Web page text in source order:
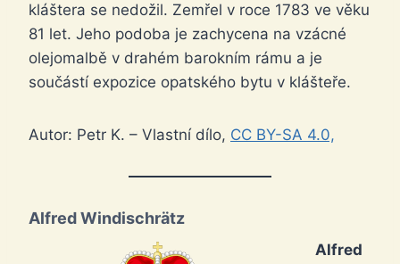
kláštera se nedožil. Zemřel v roce 1783 ve věku
81 let. Jeho podoba je zachycena na vzácné
olejomalbě v drahém barokním rámu a je
součástí expozice opatského bytu v klášteře.
Autor: Petr K. – Vlastní dílo, CC BY-SA 4.0,
Alfred Windischrätz
Alfred